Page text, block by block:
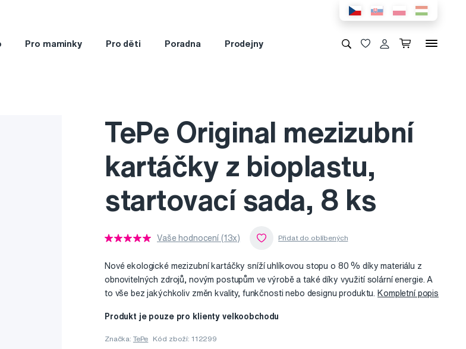
Pro maminky Pro děti Poradna Prodejny
TePe Original mezizubní
kartáčky z bioplastu,
startovací sada, 8 ks
Vaše hodnocení (13x)
Nové ekologické mezizubní kartáčky sníží uhlíkovou stopu o 80 % díky materiálu z
obnovitelných zdrojů, novým postupům ve výrobě a také díky využití solární energie. A
to vše bez jakýchkoliv změn kvality, funkčnosti nebo designu produktu. Kompletní popis
Produkt je pouze pro klienty velkoobchodu
Značka: TePe Kód zboží: 112299